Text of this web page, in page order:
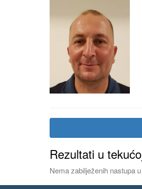
Rezultati u
Nema zabilježenih nastupa